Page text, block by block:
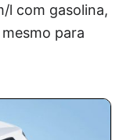
l com gasolina,
para